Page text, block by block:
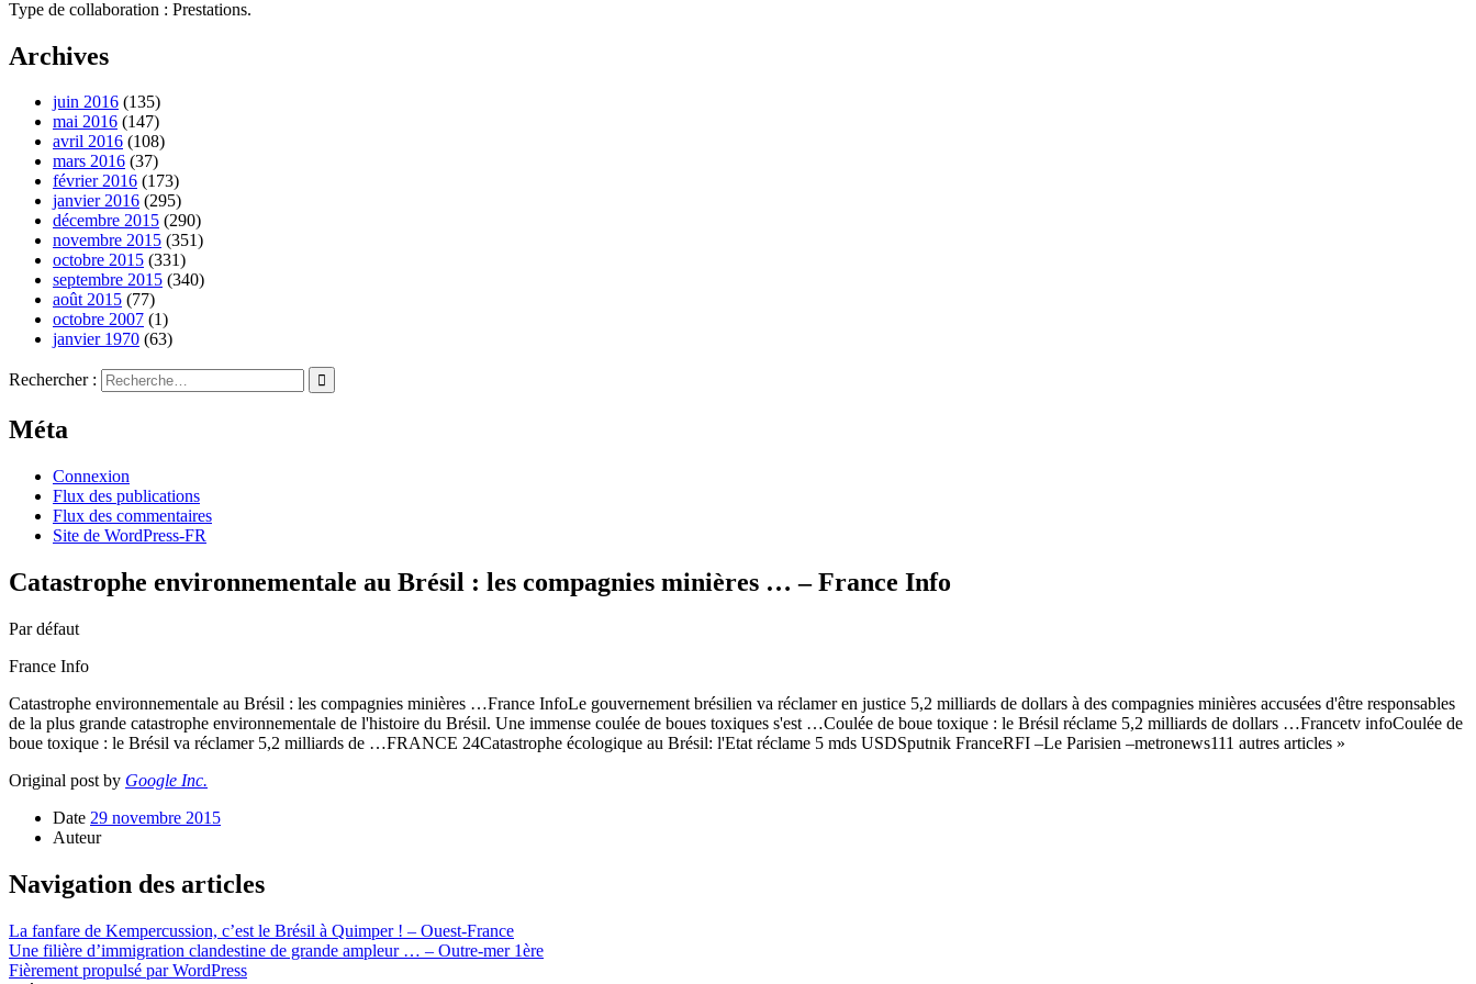
Type de collaboration : Prestations.
Archives
juin 2016 (135)
mai 2016 (147)
avril 2016 (108)
mars 2016 (37)
février 2016 (173)
janvier 2016 (295)
décembre 2015 (290)
novembre 2015 (351)
octobre 2015 (331)
septembre 2015 (340)
août 2015 (77)
octobre 2007 (1)
janvier 1970 (63)
Rechercher :
Méta
Connexion
Flux des publications
Flux des commentaires
Site de WordPress-FR
Catastrophe environnementale au Brésil : les compagnies minières … – France Info
Par défaut
France Info
Catastrophe environnementale au Brésil : les compagnies minières …France InfoLe gouvernement brésilien va réclamer en justice 5,2 milliards de dollars à des compagnies minières accusées d'être responsables
de la plus grande catastrophe environnementale de l'histoire du Brésil. Une immense coulée de boues toxiques s'est …Coulée de boue toxique : le Brésil réclame 5,2 milliards de dollars …Francetv infoCoulée de
boue toxique : le Brésil va réclamer 5,2 milliards de …FRANCE 24Catastrophe écologique au Brésil: l'Etat réclame 5 mds USDSputnik FranceRFI –Le Parisien –metronews111 autres articles »
Original post by Google Inc.
Date 29 novembre 2015
Auteur
Navigation des articles
La fanfare de Kempercussion, c’est le Brésil à Quimper ! – Ouest-France
Une filière d’immigration clandestine de grande ampleur … – Outre-mer 1ère
Fièrement propulsé par WordPress